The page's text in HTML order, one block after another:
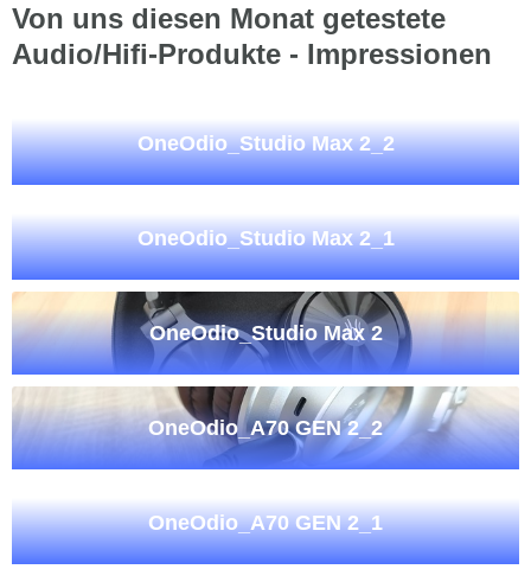
Von uns diesen Monat getestete
Audio/Hifi-Produkte - Impressionen
OneOdio_Studio Max 2_2
OneOdio_Studio Max 2_1
OneOdio_Studio Max 2
OneOdio_A70 GEN 2_2
OneOdio_A70 GEN 2_1